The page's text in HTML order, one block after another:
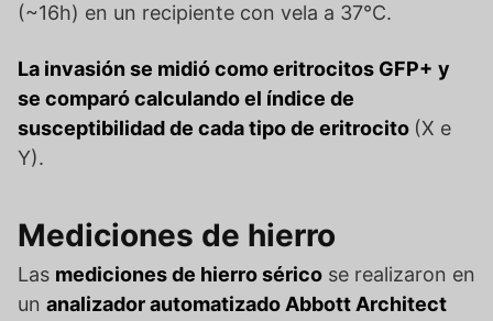
(~16h) en un recipiente con vela a 37°C.
La invasión se midió como eritrocitos GFP+ y
se comparó calculando el índice de
susceptibilidad de cada tipo de eritrocito (X e
Y).
Mediciones de hierro
Las mediciones de hierro sérico se realizaron en
un analizador automatizado Abbott Architect